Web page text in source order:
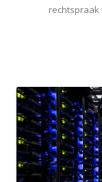
rechtspraak